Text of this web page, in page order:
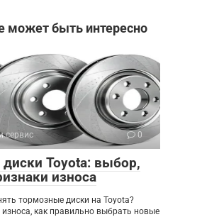
может быть интересно
сервис 0
Toyota: выбор,
износа
тормозные диски на Toyota?
износа, как правильно выбрать новые